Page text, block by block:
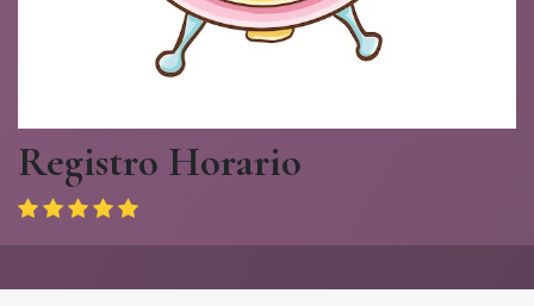
Registro Horario